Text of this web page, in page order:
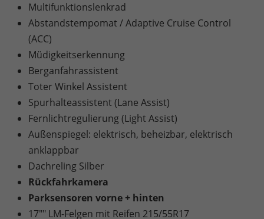
Multifunktionslenkrad
Abstandstempomat / Adaptive Cruise Control
(ACC)
Müdigkeitserkennung
Berganfahrassistent
Toter Winkel Assistent
Spurhalteassistent (Lane Assist)
Fernlichtregulierung (Light Assist)
Außenspiegel: elektrisch, beheizbar, elektrisch
anklappbar
Dachreling Silber
Rückfahrkamera
Parksensoren vorne + hinten
17"" LM-Felgen mit Reifen 215/55R17